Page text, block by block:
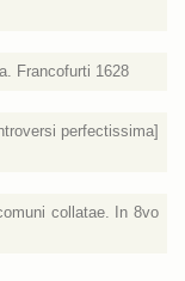
Francofurti 1628
perfectissima]
collatae. In 8vo